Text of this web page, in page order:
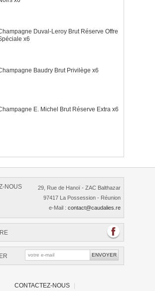
Duval-Leroy Brut Réserve Offre
x6
Baudry Brut Privilège x6
E. Michel Brut Réserve Extra x6
NOUS
29, Rue de Hanoï - ZAC Balthazar
97417 La Possession - Réunion
e-Mail : contact@caudalies.re
CONTACTEZ-NOUS |